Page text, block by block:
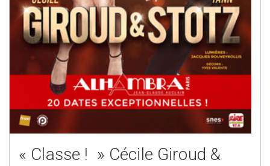
« Classe ! » Cécile Giroud &